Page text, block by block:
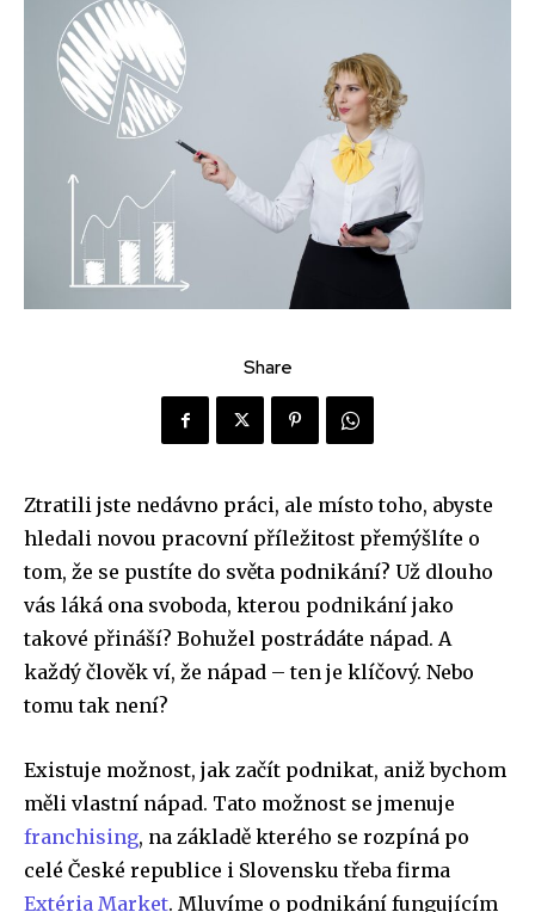
Share
Ztratili jste nedávno práci, ale místo toho, abyste
hledali novou pracovní příležitost přemýšlíte o
tom, že se pustíte do světa podnikání? Už dlouho
vás láká ona svoboda, kterou podnikání jako
takové přináší? Bohužel postrádáte nápad. A
každý člověk ví, že nápad – ten je klíčový. Nebo
tomu tak není?
Existuje možnost, jak začít podnikat, aniž bychom
měli vlastní nápad. Tato možnost se jmenuje
franchising, na základě kterého se rozpíná po
celé České republice i Slovensku třeba firma
Extéria Market. Mluvíme o podnikání fungujícím